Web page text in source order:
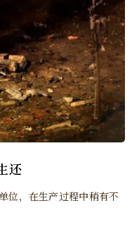
还
位，在生产过程中稍有不